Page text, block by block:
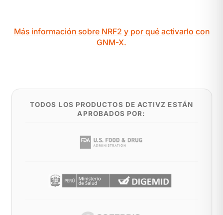
Más información sobre NRF2 y por qué activarlo con
GNM-X.
TODOS LOS PRODUCTOS DE ACTIVZ ESTÁN
APROBADOS POR: